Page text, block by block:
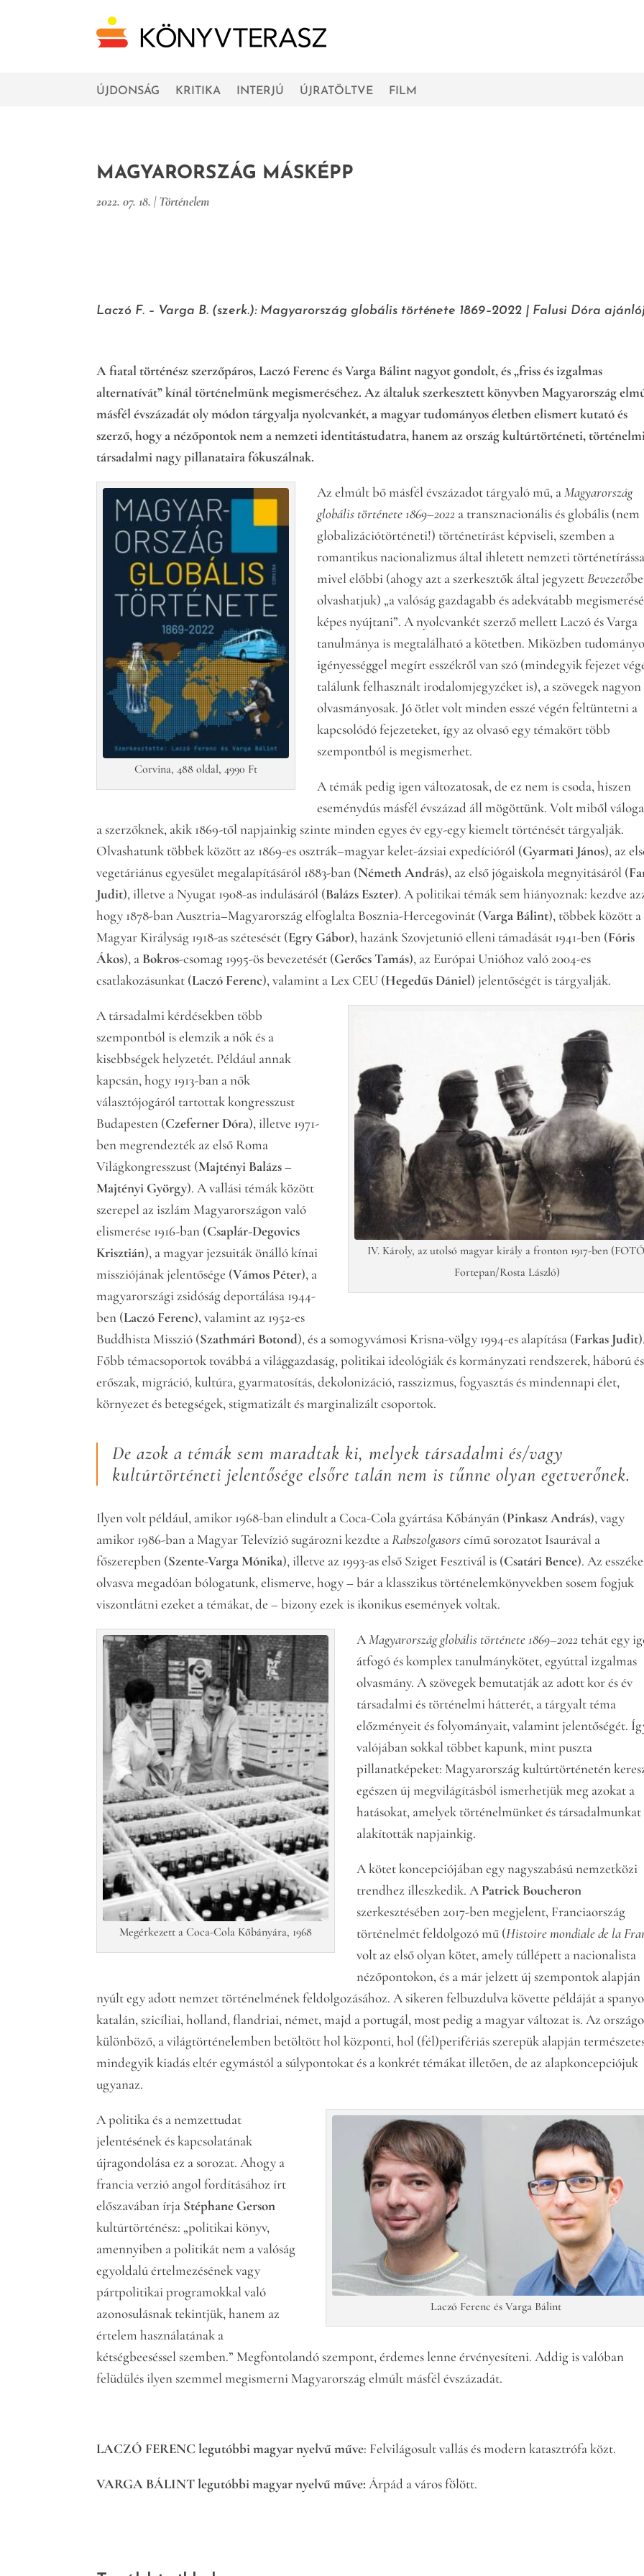
ÚJDONSÁG KRITIKA INTERJÚ ÚJRATÖLTVE FILM
MAGYARORSZÁG MÁSKÉPP
2022. 07. 18. |Történelem
Laczó F. – Varga B. (szerk.): Magyarország globális története 1869–2022 | Falusi Dóra
A fiatal történész szerzőpáros, Laczó Ferenc és Varga Bálint nagyot gondolt, és „friss és izgalmas
alternatívát” kínál történelmünk megismeréséhez. Az általuk szerkesztett könyvben Magyarország
másfél évszázadát oly módon tárgyalja nyolcvankét, a magyar tudományos életben elismert kutató és
szerző, hogy a nézőpontok nem a nemzeti identitástudatra, hanem az ország kultúrtörténeti,
társadalmi nagy pillanataira fókuszálnak.
Corvina, 488 oldal, 4990 Ft
Az elmúlt bő másfél évszázadot tárgyaló mű, aMagyarország
globális története 1869–2022 a transznacionális és globális (nem
globalizációtörténeti!) történetírást képviseli, szemben a
romantikus nacionalizmus által ihletett nemzeti
mivel előbbi (ahogy azt a szerkesztők által jegyzettBevezető
olvashatjuk) „a valóság gazdagabb és adekvátabb
képes nyújtani”. A nyolcvankét szerző mellett Laczó és Varga
tanulmánya is megtalálható a kötetben. Miközben
igényességgel megírt esszékről van szó (mindegyik fejezet
találunk felhasznált irodalomjegyzéket is), a szövegek nagyon
olvasmányosak. Jó ötlet volt minden esszé végén feltüntetni a
kapcsolódó fejezeteket, így az olvasó egy témakört több
szempontból is megismerhet.
A témák pedig igen változatosak, de ez nem is csoda, hiszen
eseménydús másfél évszázad áll mögöttünk. Volt miből
a szerzőknek, akik 1869-től napjainkig szinte minden egyes év egy-egy kiemelt történését tárgyalják.
Olvashatunk többek között az 1869-es osztrák–magyar kelet-ázsiai expedícióról (Gyarmati János), az
vegetáriánus egyesület megalapításáról 1883-ban (Németh András), az első jógaiskola megnyitásáról (
Judit), illetve a Nyugat 1908-as indulásáról (Balázs Eszter). A politikai témák sem hiányoznak: kezdve
hogy 1878-ban Ausztria–Magyarország elfoglalta Bosznia-Hercegovinát (Varga Bálint), többek között a
Magyar Királyság 1918-as szétesését (Egry Gábor), hazánk Szovjetunió elleni támadását 1941-ben (Fóris
Ákos), a Bokros-csomag 1995-ös bevezetését (Gerőcs Tamás), az Európai Unióhoz való 2004-es
csatlakozásunkat (Laczó Ferenc), valamint a Lex CEU (Hegedűs Dániel) jelentőségét is tárgyalják.
IV. Károly, az utolsó magyar király a fronton 1917-ben
Fortepan/Rosta László)
A társadalmi kérdésekben több
szempontból is elemzik a nők és a
kisebbségek helyzetét. Például annak
kapcsán, hogy 1913-ban a nők
választójogáról tartottak kongresszust
Budapesten (Czeferner Dóra), illetve 1971-
ben megrendezték az első Roma
Világkongresszust (Majtényi Balázs–
Majtényi György). A vallási témák között
szerepel az iszlám Magyarországon való
elismerése 1916-ban (Csaplár-Degovics
Krisztián), a magyar jezsuiták önálló kínai
missziójának jelentősége (Vámos Péter), a
magyarországi zsidóság deportálása 1944-
ben (Laczó Ferenc), valamint az 1952-es
Buddhista Misszió (Szathmári Botond), és a somogyvámosi Krisna-völgy 1994-es alapítása (Farkas Judit).
Főbb témacsoportok továbbá a világgazdaság, politikai ideológiák és kormányzati rendszerek, háború és
erőszak, migráció, kultúra, gyarmatosítás, dekolonizáció, rasszizmus, fogyasztás és mindennapi élet,
környezet és betegségek, stigmatizált és marginalizált csoportok.
De azok a témák sem maradtak ki, melyek társadalmi és/vagy
kultúrtörténeti jelentősége elsőre talán nem is tűnne olyan egetverőnek.
Ilyen volt például, amikor 1968-ban elindult a Coca-Cola gyártása Kőbányán (Pinkasz András), vagy
amikor 1986-ban a Magyar Televízió sugározni kezdte aRabszolgasorscímű sorozatot Isaurával a
főszerepben (Szente-Varga Mónika), illetve az 1993-as első Sziget Fesztivál is (Csatári Bence). Az
olvasva megadóan bólogatunk, elismerve, hogy – bár a klasszikus történelemkönyvekben sosem fogjuk
viszontlátni ezeket a témákat, de – bizony ezek is ikonikus események voltak.
Megérkezett a Coca-Cola Kőbányára, 1968
AMagyarország globális története 1869–2022 tehát egy
átfogó és komplex tanulmánykötet, egyúttal izgalmas
olvasmány. A szövegek bemutatják az adott kor és év
társadalmi és történelmi hátterét, a tárgyalt téma
előzményeit és folyományait, valamint jelentőségét.
valójában sokkal többet kapunk, mint puszta
pillanatképeket: Magyarország kultúrtörténetén
egészen új megvilágításból ismerhetjük meg azokat a
hatásokat, amelyek történelmünket és társadalmunkat
alakították napjainkig.
A kötet koncepciójában egy nagyszabású nemzetközi
trendhez illeszkedik. A Patrick Boucheron
szerkesztésében 2017-ben megjelent, Franciaország
történelmét feldolgozó mű (Histoire mondiale de la
volt az első olyan kötet, amely túllépett a nacionalista
nézőpontokon, és a már jelzett új szempontok alapján
nyúlt egy adott nemzet történelmének feldolgozásához. A sikeren felbuzdulva követte példáját a
katalán, szicíliai, holland, flandriai, német, majd a portugál, most pedig a magyar változat is. Az
különböző, a világtörténelemben betöltött hol központi, hol (fél)perifériás szerepük alapján
mindegyik kiadás eltér egymástól a súlypontokat és a konkrét témákat illetően, de az alapkoncepciójuk
ugyanaz.
Laczó Ferenc és Varga Bálint
A politika és a nemzettudat
jelentésének és kapcsolatának
újragondolása ez a sorozat. Ahogy a
francia verzió angol fordításához írt
előszavában írja Stéphane Gerson
kultúrtörténész: „politikai könyv,
amennyiben a politikát nem a valóság
egyoldalú értelmezésének vagy
pártpolitikai programokkal való
azonosulásnak tekintjük, hanem az
értelem használatának a
kétségbeeséssel szemben.” Megfontolandó szempont, érdemes lenne érvényesíteni. Addig is valóban
felüdülés ilyen szemmel megismerni Magyarország elmúlt másfél évszázadát.
LACZÓ FERENC legutóbbi magyar nyelvű műve: Felvilágosult vallás és modern katasztrófa közt.
VARGA BÁLINT legutóbbi magyar nyelvű műve: Árpád a város fölött.